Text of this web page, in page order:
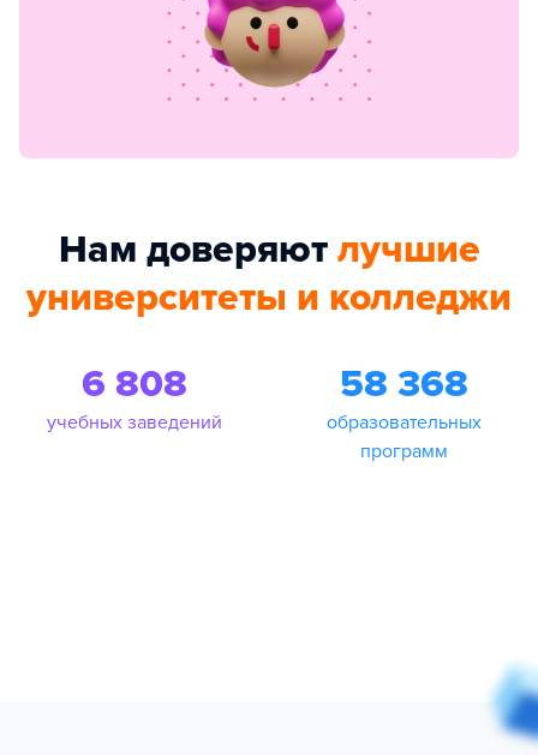
Нам доверяют лучшие
университеты и колледжи
6 808
учебных заведений
58 368
образовательных
программ